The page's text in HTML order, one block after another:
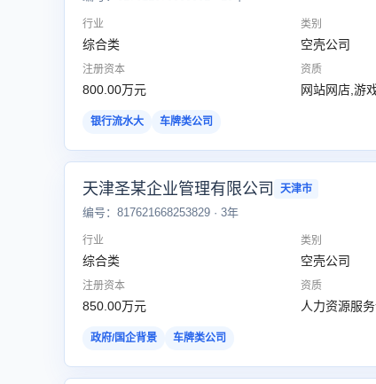
行业
综合类
类别
空壳公司
注册资本
800.00万元
资质
网站网店,游
银行流水大 车牌类公司
天津圣某企业管理有限公司 天津市
编号：817621668253829 · 3年
行业
综合类
类别
空壳公司
注册资本
850.00万元
资质
人力资源服
政府/国企背景 车牌类公司